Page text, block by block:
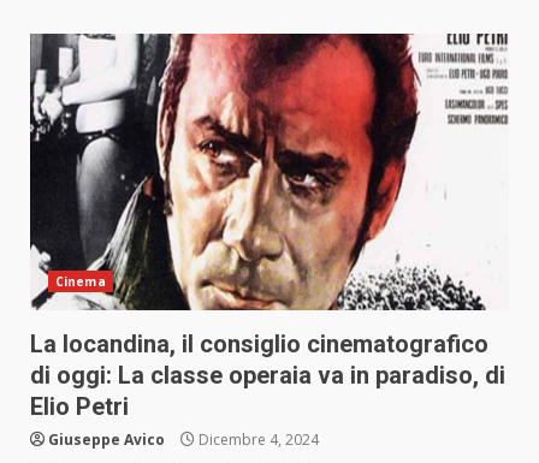
Cinema
La locandina, il consiglio cinematografico
di oggi: La classe operaia va in paradiso, di
Elio Petri
Giuseppe Avico Dicembre 4, 2024